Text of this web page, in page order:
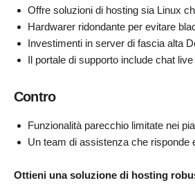
Offre soluzioni di hosting sia Linux
Hardwarer ridondante per evitare
Investimenti in server di fascia alta
Il portale di supporto include chat
Contro
Funzionalità parecchio limitate nei
Un team di assistenza che risponde
Ottieni una soluzione di hosting